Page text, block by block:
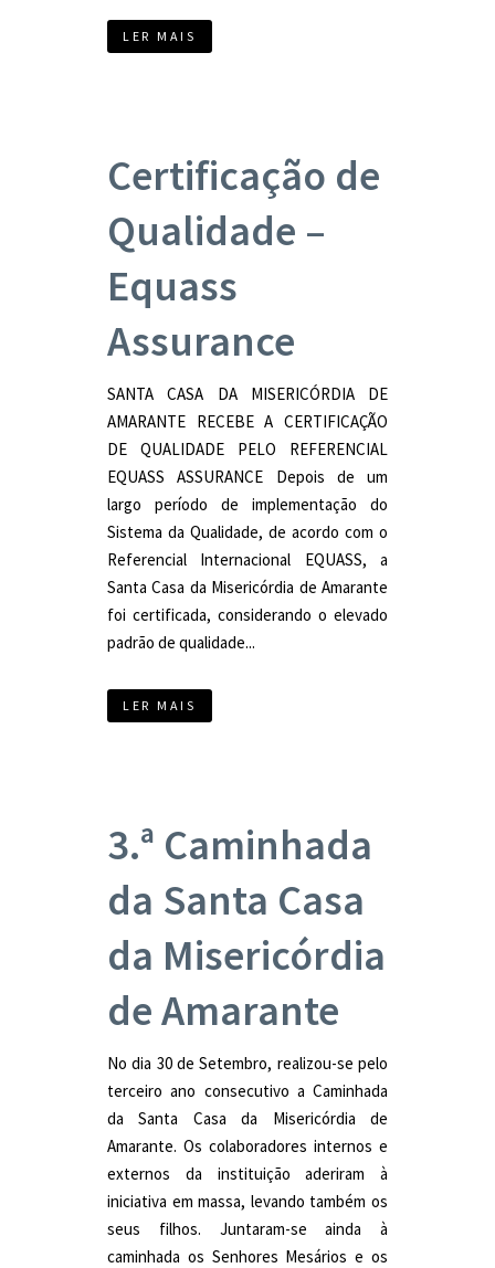
LER MAIS
Certificação de
Qualidade –
Equass
Assurance
SANTA CASA DA MISERICÓRDIA DE
AMARANTE RECEBE A CERTIFICAÇÃO
DE QUALIDADE PELO REFERENCIAL
EQUASS ASSURANCE Depois de um
largo período de implementação do
Sistema da Qualidade, de acordo com o
Referencial Internacional EQUASS, a
Santa Casa da Misericórdia de Amarante
foi certificada, considerando o elevado
padrão de qualidade...
LER MAIS
3.ª Caminhada
da Santa Casa
da Misericórdia
de Amarante
No dia 30 de Setembro, realizou-se pelo
terceiro ano consecutivo a Caminhada
da Santa Casa da Misericórdia de
Amarante. Os colaboradores internos e
externos da instituição aderiram à
iniciativa em massa, levando também os
seus filhos. Juntaram-se ainda à
caminhada os Senhores Mesários e os